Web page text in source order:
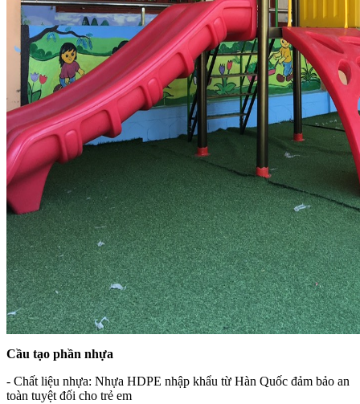
Cầu tạo phần nhựa
- Chất liệu nhựa: Nhựa HDPE nhập khẩu từ Hàn Quốc đảm bảo an
toàn tuyệt đối cho trẻ em